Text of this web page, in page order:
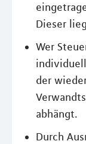
Dieser
Wer
der
abhängt.
Durch